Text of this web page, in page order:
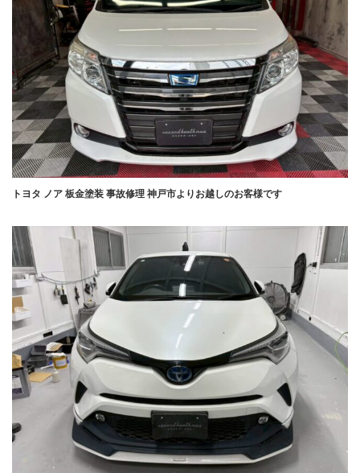
トヨタ ノア 板金塗装 事故修理 神戸市よりお越しのお客様です